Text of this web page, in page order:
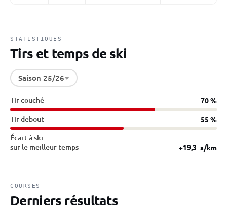
STATISTIQUES
Tirs et temps de ski
Saison 25/26
Tir couché 70 %
Tir debout 55 %
Écart à ski
sur le meilleur temps
+19,3 s/km
COURSES
Derniers résultats